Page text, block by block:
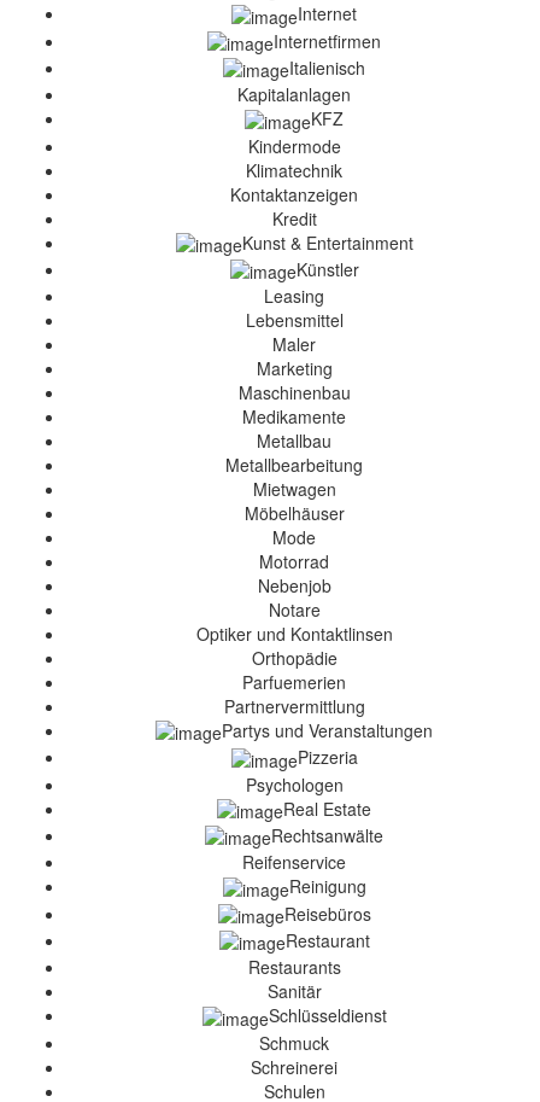
Internet
Internetfirmen
Italienisch
Kapitalanlagen
KFZ
Kindermode
Klimatechnik
Kontaktanzeigen
Kredit
Kunst & Entertainment
Künstler
Leasing
Lebensmittel
Maler
Marketing
Maschinenbau
Medikamente
Metallbau
Metallbearbeitung
Mietwagen
Möbelhäuser
Mode
Motorrad
Nebenjob
Notare
Optiker und Kontaktlinsen
Orthopädie
Parfuemerien
Partnervermittlung
Partys und Veranstaltungen
Pizzeria
Psychologen
Real Estate
Rechtsanwälte
Reifenservice
Reinigung
Reisebüros
Restaurant
Restaurants
Sanitär
Schlüsseldienst
Schmuck
Schreinerei
Schulen